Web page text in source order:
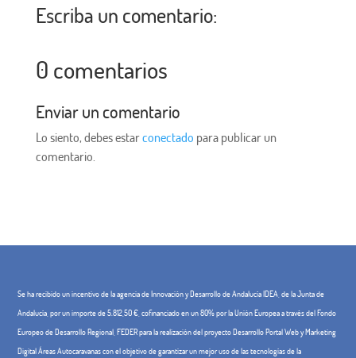
Escriba un comentario:
0 comentarios
Enviar un comentario
Lo siento, debes estarconectado para publicar un
comentario.
Se ha recibido un incentivo de la agencia de Innovación y Desarrollo de Andalucía IDEA, de la Junta de
Andalucía, por un importe de 5.812,50 €, cofinanciado en un 80% por la Unión Europea a través del Fondo
Europeo de Desarrollo Regional, FEDER para la realización del proyecto Desarrollo Portal Web y Marketing
Digital Áreas Autocaravanas con el objetivo de garantizar un mejor uso de las tecnologías de la